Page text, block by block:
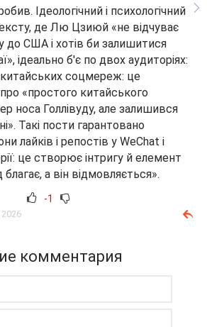
Ідеологічний і психологічний
де Лю Цзиюй «не відчуває
до США і хотів би залишитися
ідеально б'є по двох аудиторіях:
китайських соцмереж: це
«простого китайського
носа Голлівуду, але залишився
Такі пости гарантовано
лайків і репостів у WeChat і
це створює інтригу й елемент
а він відмовляється».
-1
комментария